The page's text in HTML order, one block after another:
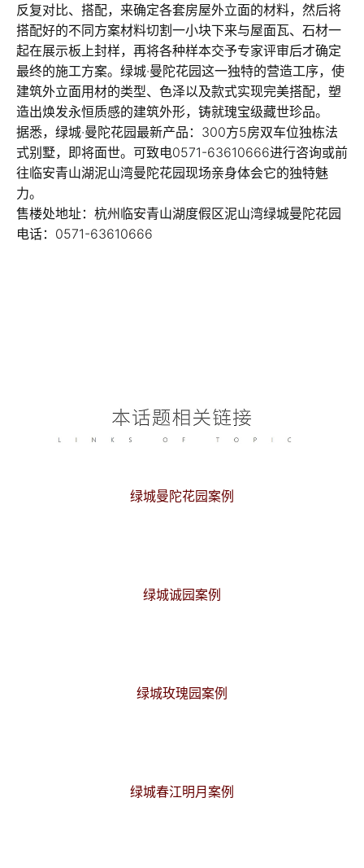
反复对比、搭配，来确定各套房屋外立面的材料，然后将
搭配好的不同方案材料切割一小块下来与屋面瓦、石材一
起在展示板上封样，再将各种样本交予专家评审后才确定
最终的施工方案。绿城·曼陀花园这一独特的营造工序，使
建筑外立面用材的类型、色泽以及款式实现完美搭配，塑
造出焕发永恒质感的建筑外形，铸就瑰宝级藏世珍品。
据悉，绿城·曼陀花园最新产品：300方5房双车位独栋法
式别墅，即将面世。可致电0571-63610666进行咨询或前
往临安青山湖泥山湾曼陀花园现场亲身体会它的独特魅
力。
售楼处地址：杭州临安青山湖度假区泥山湾绿城曼陀花园
电话：0571-63610666
绿城曼陀花园案例
绿城诚园案例
绿城玫瑰园案例
绿城春江明月案例